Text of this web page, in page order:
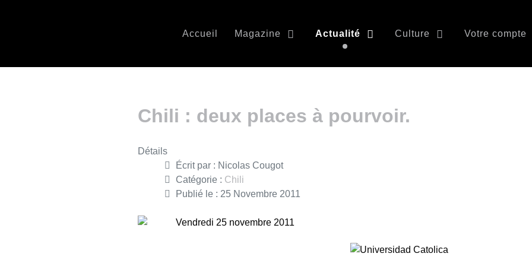
Accueil Magazine Actualité Culture Votre compte
Chili : deux places à pourvoir.
Détails
Écrit par : Nicolas Cougot
Catégorie : Chili
Publié le : 25 Novembre 2011
Vendredi 25 novembre 2011